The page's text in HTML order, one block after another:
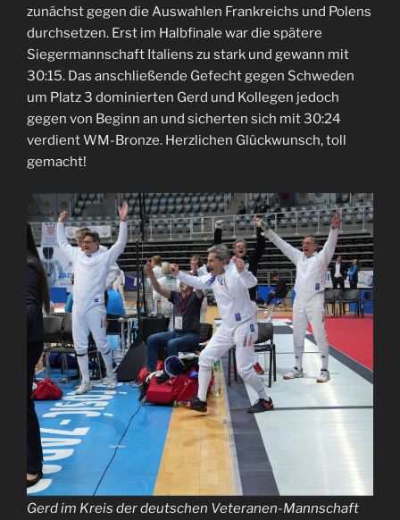
zunächst gegen die Auswahlen Frankreichs und Polens
durchsetzen. Erst im Halbfinale war die spätere
Siegermannschaft Italiens zu stark und gewann mit
30:15. Das anschließende Gefecht gegen Schweden
um Platz 3 dominierten Gerd und Kollegen jedoch
gegen von Beginn an und sicherten sich mit 30:24
verdient WM-Bronze. Herzlichen Glückwunsch, toll
gemacht!
Gerd im Kreis der deutschen Veteranen-Mannschaft